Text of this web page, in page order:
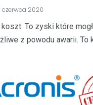
czerwca 2020
To zyski które
z powodu awarii. To